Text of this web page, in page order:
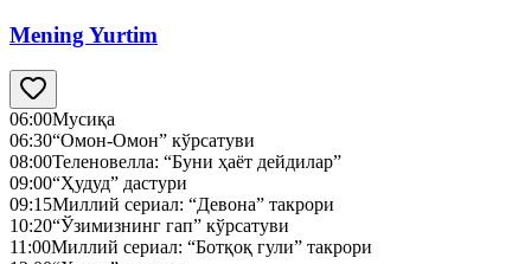
Mening Yurtim
06:00Мусиқа
06:30“Омон-Омон” кўрсатуви
08:00Теленовелла: “Буни ҳаёт дейдилар”
09:00“Ҳудуд” дастури
09:15Миллий сериал: “Девона” такрори
10:20“Ўзимизнинг гап” кўрсатуви
11:00Миллий сериал: “Ботқоқ гули” такрори